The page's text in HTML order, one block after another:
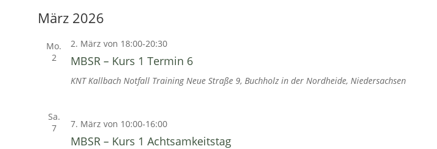
März 2026
Mo.
2
MBSR – Kurs 1 Termin 6
2. März von 18:00-20:30
KNT Kallbach Notfall TrainingNeue Straße 9, Buchholz in der Nordheide, Niedersachsen
Sa.
7
MBSR – Kurs 1 Achtsamkeitstag
7. März von 10:00-16:00